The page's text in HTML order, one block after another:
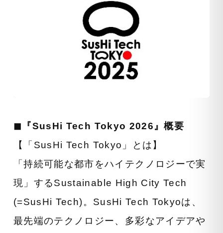
◼︎『SusHi Tech Tokyo 2026』概要
【「SusHi Tech Tokyo」とは】
「持続可能な都市をハイテクノロジーで実
現」するSustainable High City Tech
(=SusHi Tech)。SusHi Tech Tokyoは、
最先端のテクノロジー、多彩なアイデアや